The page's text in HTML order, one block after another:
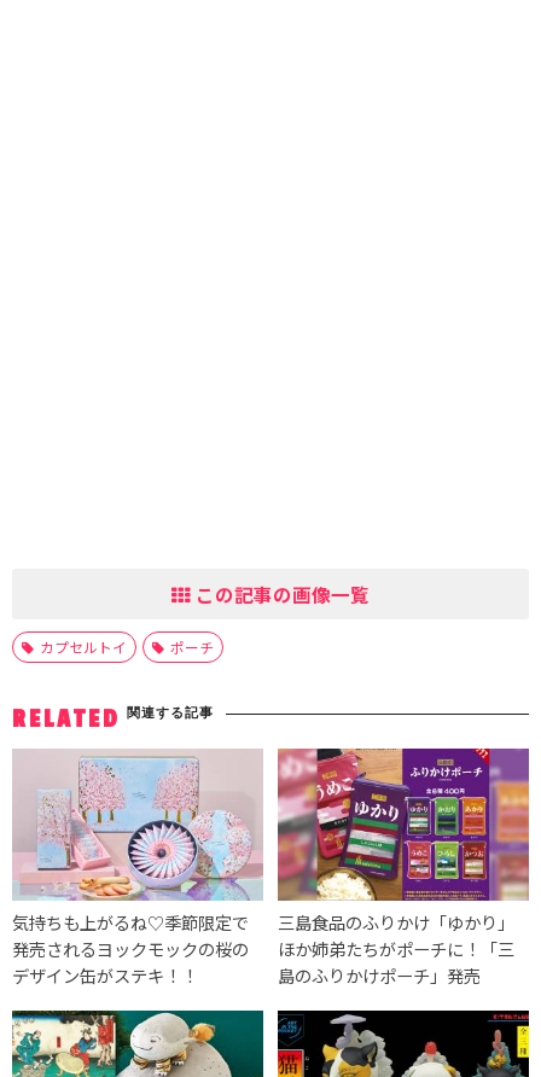
この記事の画像一覧
カプセルトイ ポーチ
RELATED 関連する記事
気持ちも上がるね♡季節限定で
発売されるヨックモックの桜の
デザイン缶がステキ！！
三島食品のふりかけ「ゆかり」
ほか姉弟たちがポーチに！「三
島のふりかけポーチ」発売